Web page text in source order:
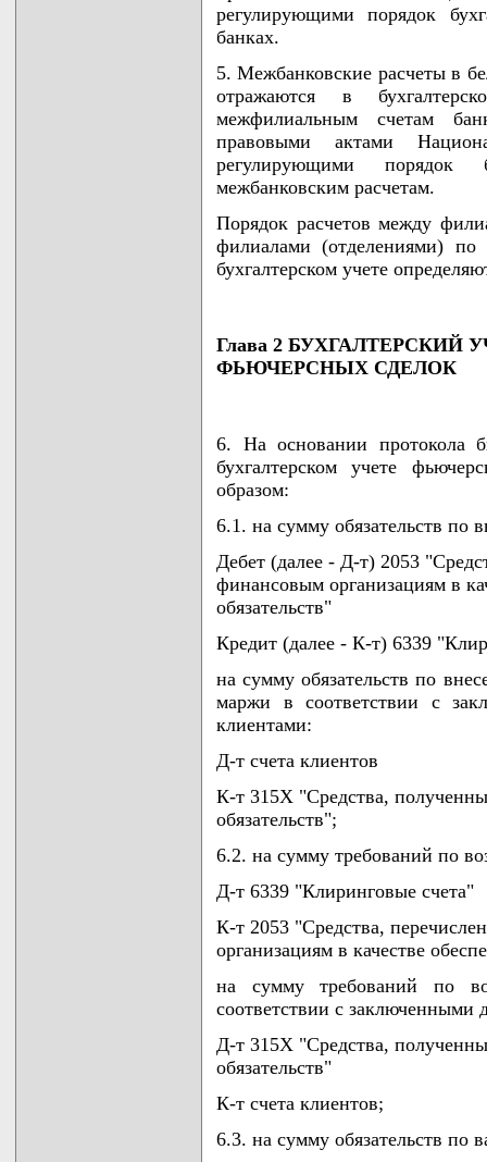
регулирующими порядок
банках.
5. Межбанковские расчеты в
отражаются в
межфилиальным счетам
правовыми актами
регулирующими порядок
межбанковским расчетам.
Порядок расчетов между
филиалами (отделениями)
бухгалтерском учете
Глава 2
ФЬЮЧЕРСНЫХ СДЕЛОК
6. На основании протокола
бухгалтерском учете
образом:
6.1. на сумму обязательств
Дебет (далее - Д-т) 2053
финансовым организациям в
обязательств"
Кредит (далее - К-т) 6339
на сумму обязательств по
маржи в соответствии с
клиентами:
Д-т счета клиентов
К-т 315Х "Средства,
обязательств";
6.2. на сумму требований по
Д-т 6339 "Клиринговые счета"
К-т 2053 "Средства,
организациям в качестве
на сумму требований по
соответствии с
Д-т 315Х "Средства,
обязательств"
К-т счета клиентов;
6.3. на сумму обязательств по